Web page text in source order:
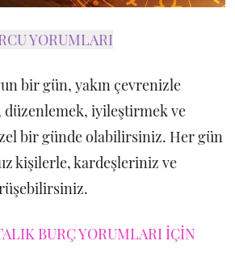
YORUMLARI
bir gün, yakın çevrenizle
iyileştirmek ve
bir günde olabilirsiniz. Her gün
kişilerle, kardeşleriniz ve
BURÇ YORUMLARI İÇİN